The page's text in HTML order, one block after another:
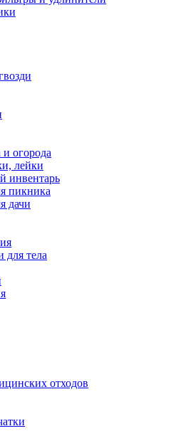
и огорода
лейки
инвентарь
пикника
дачи
для тела
отходов